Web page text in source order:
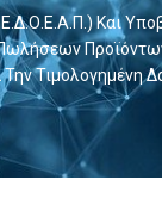
Και
Την Τιμολογημένη